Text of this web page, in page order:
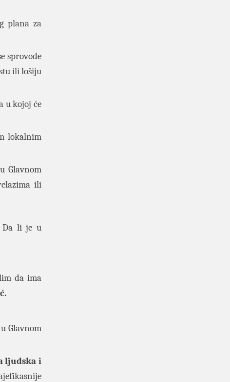
plana za
sprovode
ili lošiju
u kojoj će
lokalnim
Glavnom
ili
Da li je u
da ima
Glavnom
ljudska i